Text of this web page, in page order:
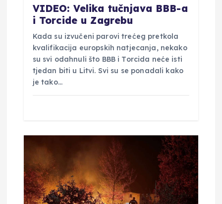
VIDEO: Velika tučnjava BBB-a
i Torcide u Zagrebu
Kada su izvučeni parovi trećeg pretkola
kvalifikacija europskih natjecanja, nekako
su svi odahnuli što BBB i Torcida neće isti
tjedan biti u Litvi. Svi su se ponadali kako
je tako…